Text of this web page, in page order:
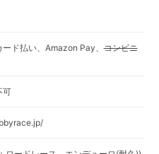
ード払い、Amazon Pay、コンビニ
可